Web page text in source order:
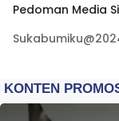
Pedoman Media